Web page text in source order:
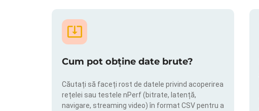
Cum pot obține date brute?
Căutați să faceți rost de datele privind acoperirea
rețelei sau testele nPerf (bitrate, latență,
navigare, streaming video) în format CSV pentru a